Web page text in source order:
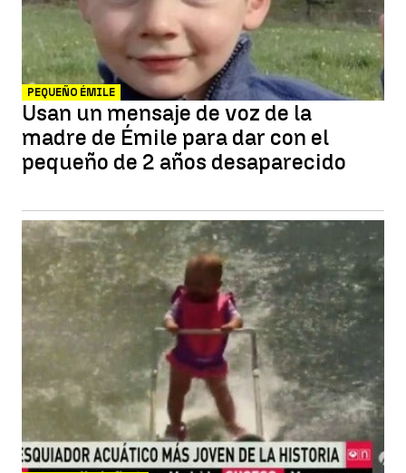
PEQUEÑO ÉMILE
Usan un mensaje de voz de la
madre de Émile para dar con el
pequeño de 2 años desaparecido